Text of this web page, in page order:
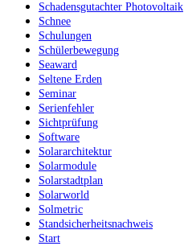
Schadensgutachter Photovoltaik
Schnee
Schulungen
Schülerbewegung
Seaward
Seltene Erden
Seminar
Serienfehler
Sichtprüfung
Software
Solararchitektur
Solarmodule
Solarstadtplan
Solarworld
Solmetric
Standsicherheitsnachweis
Start